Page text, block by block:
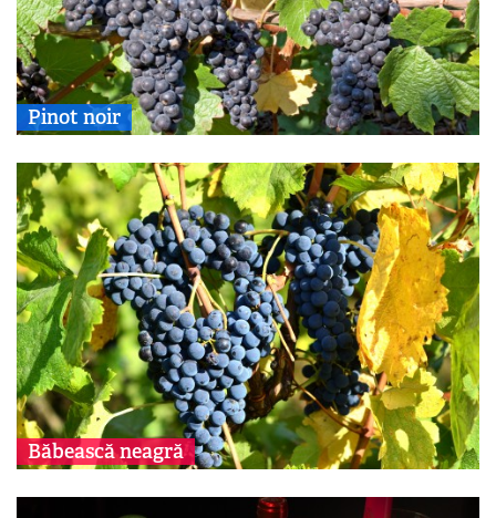
Pinot noir
Băbească neagră